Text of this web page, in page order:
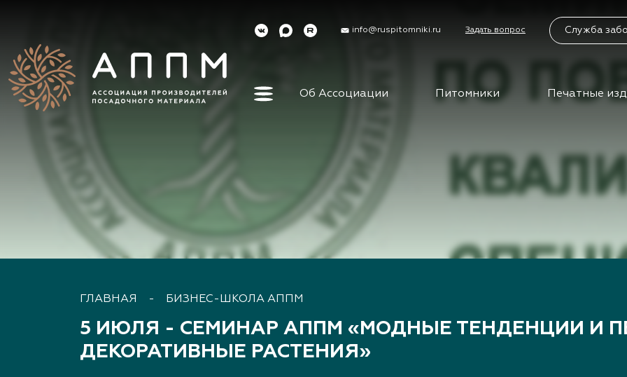
info@ruspitomniki.ru Задать вопрос Служба
Об Ассоциации Питомники Печатные
Органы управления
Реквизиты АППМ
Документы АППМ
Наша история
деятельности
Награды
Рекламодателям
Питомники АППМ
Партнеры питомников
Поиск питомников на
ГЛАВНАЯ - БИЗНЕС-ШКОЛА АППМ
5 ИЮЛЯ - СЕМИНАР АППМ «МОДНЫЕ ТЕНДЕНЦИИ И
ДЕКОРАТИВНЫЕ РАСТЕНИЯ»